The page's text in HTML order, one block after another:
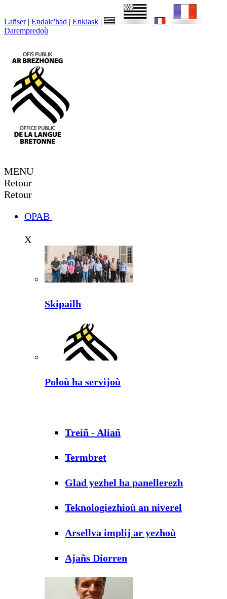
Lañser | Endalc'had | Enklask |
Darempredoù
MENU
Retour
Retour
OPAB
X
Skipailh
Poloù ha servijoù
Treiñ - Aliañ
Termbret
Glad yezhel ha panellerezh
Teknologiezhioù an niverel
Arsellva implij ar yezhoù
Ajañs Diorren